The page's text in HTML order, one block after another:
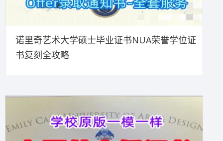
诺里奇艺术大学硕士毕业证书NUA荣誉学位证
书复刻全攻略